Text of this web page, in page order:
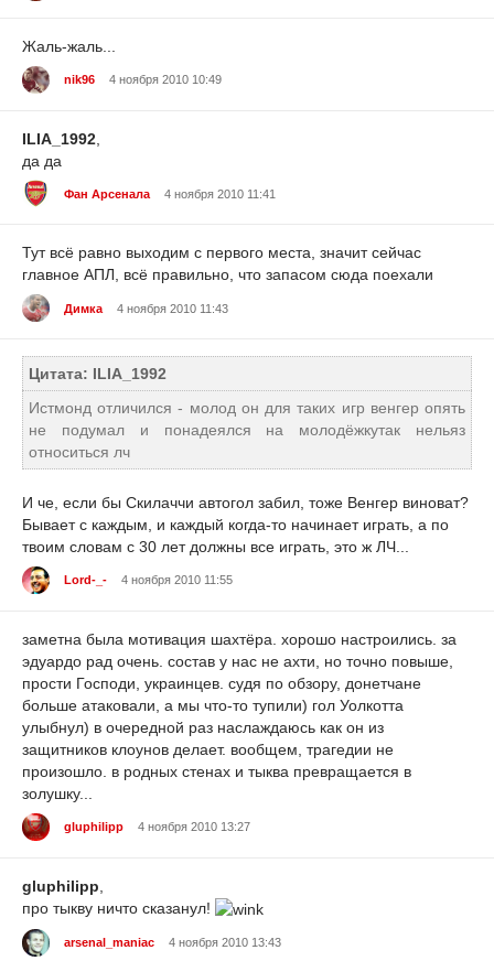
Жаль-жаль...
nik96 4 ноября 2010 10:49
ILIA_1992
да да
Фан Арсенала 4 ноября 2010 11:41
Тут всё равно выходим с первого места, значит сейчас
главное АПЛ, всё правильно, что запасом сюда поехали
Димка 4 ноября 2010 11:43
Цитата: ILIA_1992
Истмонд отличился - молод он для таких игр венгер опять
не подумал и понадеялся на молодёжкутак нельяз
относиться лч
И че, если бы Скилаччи автогол забил, тоже Венгер виноват?
Бывает с каждым, и каждый когда-то начинает играть, а по
твоим словам с 30 лет должны все играть, это ж ЛЧ...
Lord-_- 4 ноября 2010 11:55
заметна была мотивация шахтёра. хорошо настроились. за
эдуардо рад очень. состав у нас не ахти, но точно повыше,
прости Господи, украинцев. судя по обзору, донетчане
больше атаковали, а мы что-то тупили) гол Уолкотта
улыбнул) в очередной раз наслаждаюсь как он из
защитников клоунов делает. вообщем, трагедии не
произошло. в родных стенах и тыква превращается в
золушку...
gluphilipp 4 ноября 2010 13:27
gluphilipp
про тыкву ничто сказанул!
arsenal_maniac 4 ноября 2010 13:43